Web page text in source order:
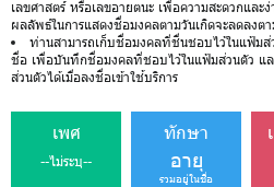
เลขศาสตร์ หรือเลขอายตนะ เพื่อความสะดวกแล
ผลลัพธ์ในการแสดงชื่อมงคลตามวันเกิดจะลดลงต
ท่านสามารถเก็บชื่อมงคลที่ชื่นชอบไว้ในแฟ้มส่
ชื่อ เพื่อบันทึกชื่อมงคลที่ชอบไว้ในแฟ้มส่วนตัว แล
ส่วนตัวได้เมื่อลงชื่อเข้าใช้บริการ
เพศ
--ไม่ระบุ--
ทักษา
อายุ
รวมอยู่ในชื่อ